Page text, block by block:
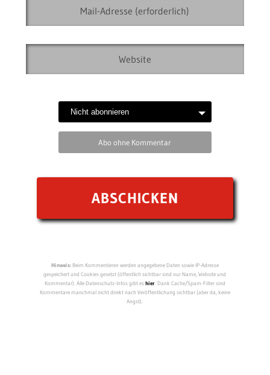
Abo ohne Kommentar
Hinweis:Beim Kommentieren werden angegebene Daten sowie IP-Adresse
gespeichert und Cookies gesetzt (öffentlich sichtbar sind nur Name, Website und
Kommentar). Alle Datenschutz-Infos gibt eshier. Dank Cache/Spam-Filter sind
Kommentare manchmal nicht direkt nach Veröffentlichung sichtbar (aber da, keine
Angst).